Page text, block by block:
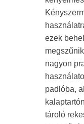
ezek
nagyon
padlóba,
tároló